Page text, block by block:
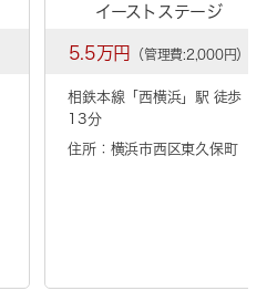
イーストステージ
5.5万円 （管理費:2,000円）
相鉄本線「西横浜」駅 徒歩
13分
住所：横浜市西区東久保町